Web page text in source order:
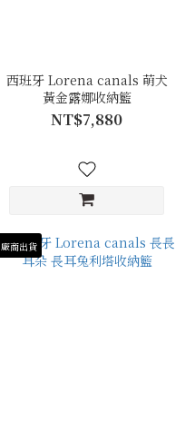
西班牙 Lorena canals 萌犬
黃金露娜收納籃
NT$7,880
廠商出貨